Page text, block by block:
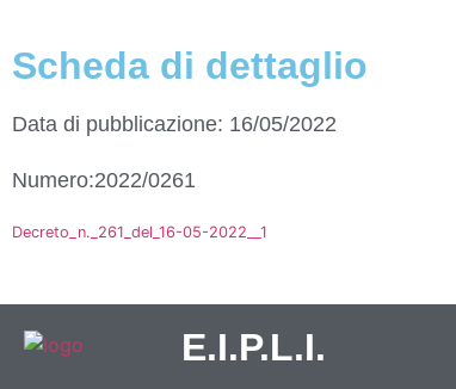
Scheda di dettaglio
Data di pubblicazione: 16/05/2022
Numero:2022/0261
Decreto_n._261_del_16-05-2022__1
E.I.P.L.I.